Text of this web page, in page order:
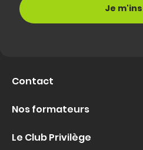
Contact
Nos formateurs
Le Club Privilège